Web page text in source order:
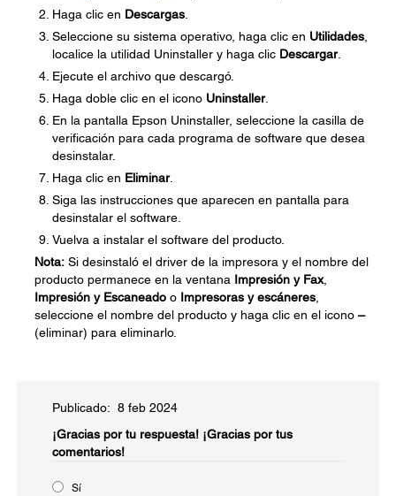
Haga clic en Descargas
Seleccione su sistema operativo, haga clic en Utilidades
localice la utilidad Uninstaller y haga clic Descargar.
Ejecute el archivo que descargó.
Haga doble clic en el icono Uninstaller.
En la pantalla Epson Uninstaller, seleccione la casilla de
verificación para cada programa de software que desea
desinstalar.
Haga clic en Eliminar.
Siga las instrucciones que aparecen en pantalla para
desinstalar el software.
Vuelva a instalar el software del producto.
Nota: Si desinstaló el driver de la impresora y el nombre del
producto permanece en la ventana Impresión y Fax,
Impresión y Escaneado o Impresoras y escáneres
seleccione el nombre del producto y haga clic en el icono –
(eliminar) para eliminarlo.
Publicado: 8 feb 2024
¡Gracias por tu respuesta! ¡Gracias por tus
comentarios!
Sí